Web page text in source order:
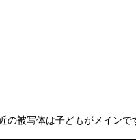
の被写体は子どもがメイン